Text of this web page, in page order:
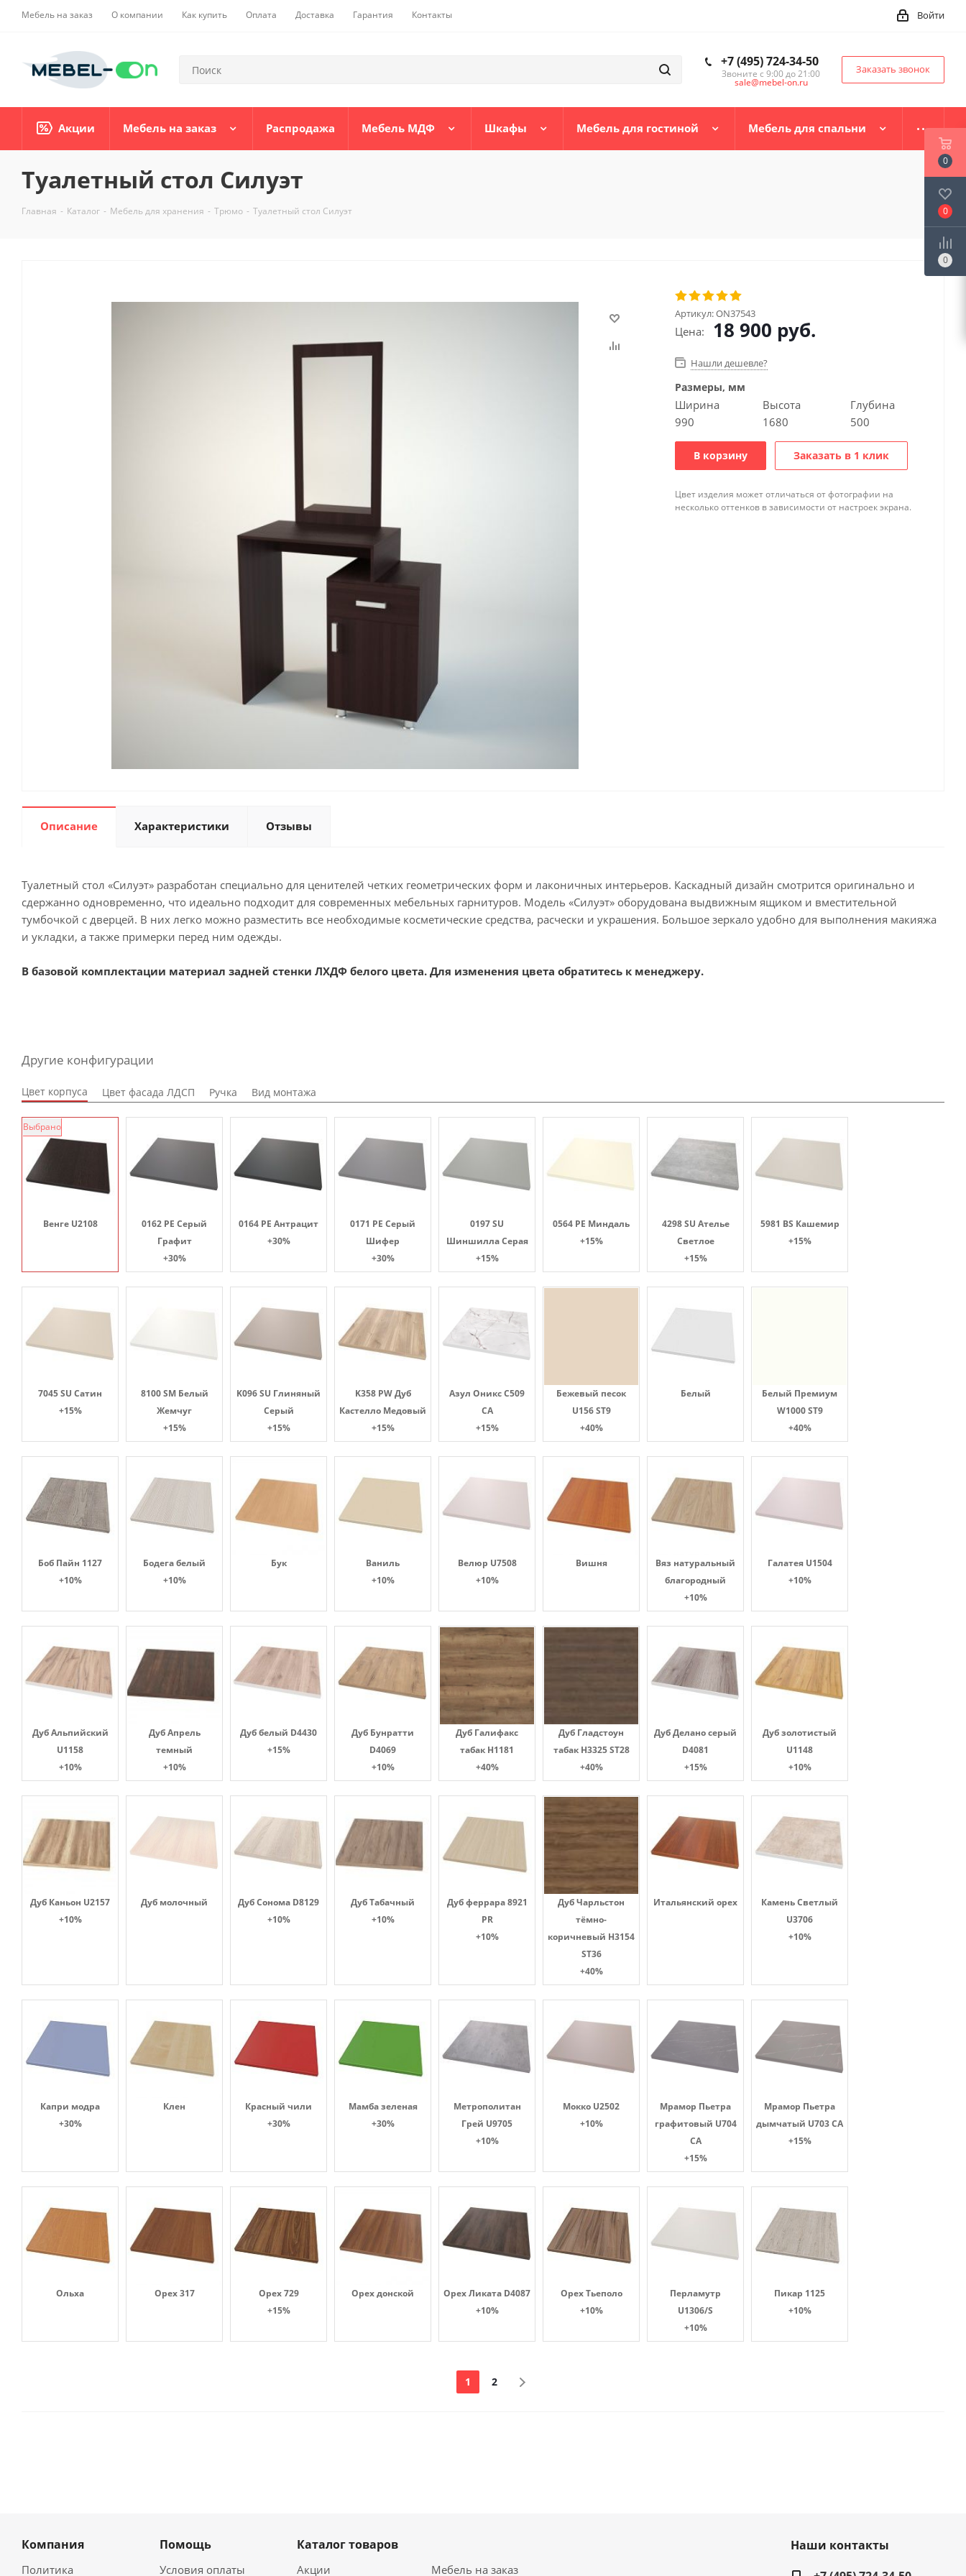
Мебель на заказ О компании Как купить Оплата Доставка Гарантия Контакты Войти
+7 (495) 724-34-50
Звоните с 9:00 до 21:00
sale@mebel-on.ru
Заказать звонок
Акции Мебель на заказ Распродажа Мебель МДФ Шкафы Мебель для гостиной Мебель для спальни
Туалетный стол Силуэт
Главная - Каталог - Мебель для хранения - Трюмо - Туалетный стол Силуэт
Артикул:ON37543
Цена: 18 900 руб.
Нашли дешевле?
Размеры, мм
Ширина
990
Высота
1680
Глубина
500
В корзину Заказать в 1 клик
Цвет изделия может отличаться от фотографии на
несколько оттенков в зависимости от настроек экрана.
Описание Характеристики Отзывы
Туалетный стол «Силуэт» разработан специально для ценителей четких геометрических форм и лаконичных интерьеров. Каскадный дизайн смотрится оригинально и
сдержанно одновременно, что идеально подходит для современных мебельных гарнитуров. Модель «Силуэт» оборудована выдвижным ящиком и вместительной
тумбочкой с дверцей. В них легко можно разместить все необходимые косметические средства, расчески и украшения. Большое зеркало удобно для выполнения макияжа
и укладки, а также примерки перед ним одежды.
В базовой комплектации материал задней стенки ЛХДФ белого цвета. Для изменения цвета обратитесь к менеджеру.
Другие конфигурации
Цвет корпуса Цвет фасада ЛДСП Ручка Вид монтажа
Венге U2108
Выбрано
0162 PE Серый
Графит
+30%
0164 PE Антрацит
+30%
0171 PE Серый
Шифер
+30%
0197 SU
Шиншилла Серая
+15%
0564 PE Миндаль
+15%
4298 SU Ателье
Светлое
+15%
5981 BS Кашемир
+15%
7045 SU Сатин
+15%
8100 SM Белый
Жемчуг
+15%
K096 SU Глиняный
Серый
+15%
K358 PW Дуб
Кастелло Медовый
+15%
Азул Оникс С509
СА
+15%
Бежевый песок
U156 ST9
+40%
Белый
Белый Премиум
W1000 ST9
+40%
Боб Пайн 1127
+10%
Бодега белый
+10%
Бук
Ваниль
+10%
Велюр U7508
+10%
Вишня
Вяз натуральный
благородный
+10%
Галатея U1504
+10%
Дуб Альпийский
U1158
+10%
Дуб Апрель
темный
+10%
Дуб белый D4430
+15%
Дуб Бунратти
D4069
+10%
Дуб Галифакс
табак Н1181
+40%
Дуб Гладстоун
табак H3325 ST28
+40%
Дуб Делано серый
D4081
+15%
Дуб золотистый
U1148
+10%
Дуб Каньон U2157
+10%
Дуб молочный
Дуб Сонома D8129
+10%
Дуб Табачный
+10%
Дуб феррара 8921
PR
+10%
Дуб Чарльстон
тёмно-
коричневый H3154
ST36
+40%
Итальянский орех
Камень Светлый
U3706
+10%
Капри модра
+30%
Клен
Красный чили
+30%
Мамба зеленая
+30%
Метрополитан
Грей U9705
+10%
Мокко U2502
+10%
Мрамор Пьетра
графитовый U704
CA
+15%
Мрамор Пьетра
дымчатый U703 CA
+15%
Ольха Орех 317
Орех 729
+15%
Орех донской
Орех Ликата D4087
+10%
Орех Тьеполо
+10%
Перламутр
U1306/S
+10%
Пикар 1125
+10%
1 2
Компания
Политика
Помощь
Условия оплаты
Каталог товаров
Акции Мебель на заказ
Наши контакты
0
0
0